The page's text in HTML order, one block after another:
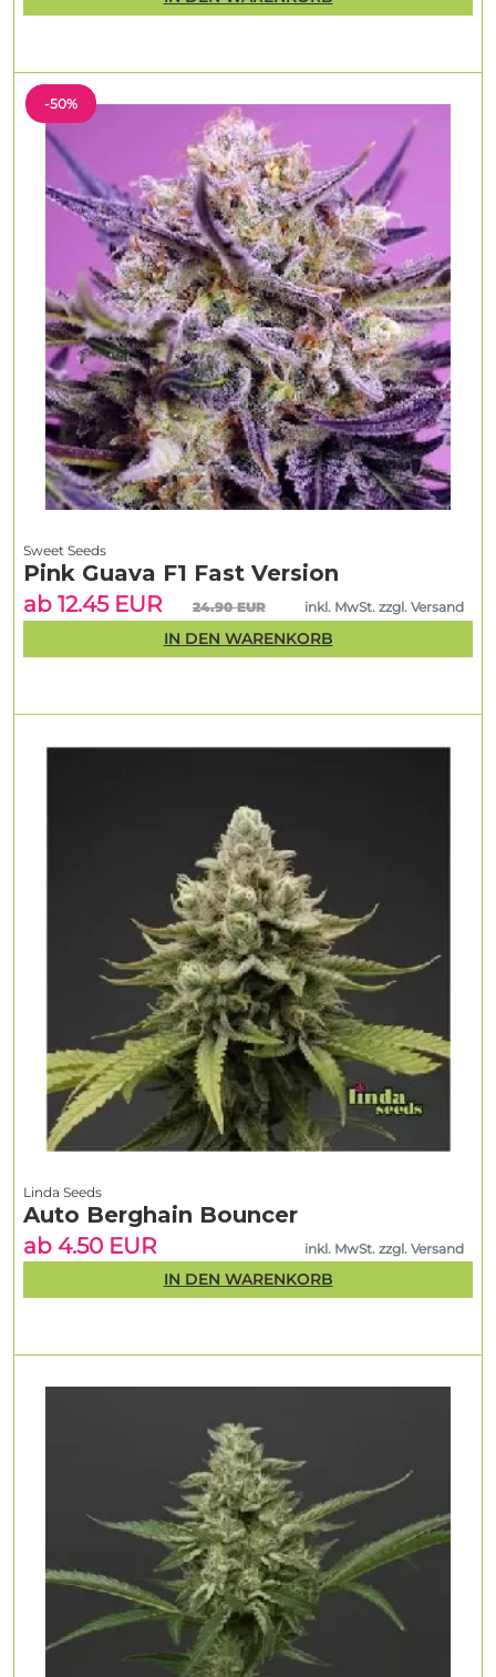
Linda Seeds
Auto Berghain Bouncer
ab 4.50 EUR
inkl. MwSt. zzgl. Versand
IN DEN WARENKORB
-50%
Sweet Seeds
Pink Guava F1 Fast Version
ab 12.45 EUR
24.90 EUR inkl. MwSt. zzgl. Versand
IN DEN WARENKORB